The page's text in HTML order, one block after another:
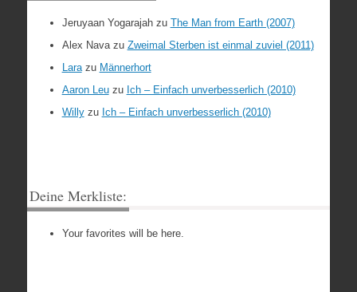
Jeruyaan Yogarajahzu The Man from Earth (2007)
Alex Navazu Zweimal Sterben ist einmal zuviel (2011)
Larazu Männerhort
Aaron Leuzu Ich – Einfach unverbesserlich (2010)
Willyzu Ich – Einfach unverbesserlich (2010)
Deine Merkliste:
Your favorites will be here.